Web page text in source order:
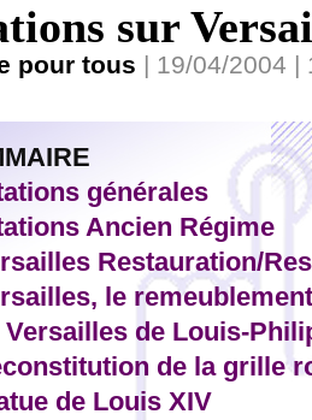
sur
pour tous | 19/04/2004 |
générales
Ancien Régime
Restauration/
le remeublement
Versailles de Louis-
de la grille
de Louis XIV